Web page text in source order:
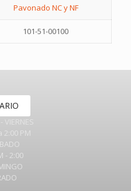
Pavonado NC y NF
101-51-00100
VIERNES
2:00 PM
- 2:00